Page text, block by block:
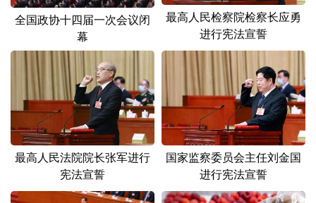
Deutsch Português
全国政协十四届一次会议闭
幕
最高人民检察院检察长应勇
进行宪法宣誓
最高人民法院院长张军进行
宪法宣誓
国家监察委员会主任刘金国
进行宪法宣誓